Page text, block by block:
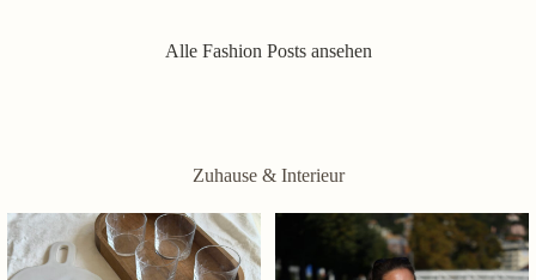
Alle Fashion Posts ansehen
Zuhause & Interieur